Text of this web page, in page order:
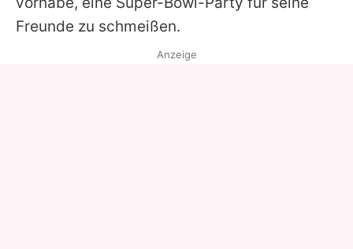
Freunde zu schmeißen.
Anzeige